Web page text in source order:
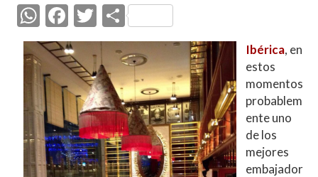
W
h
at
s
A
p
p
F
ac
e
b
o
o
k
T
w
itt
er
C
o
m
p
ar
ti
r
Ibérica, en
estos
momentos
probablem
ente uno
de los
mejores
embajador